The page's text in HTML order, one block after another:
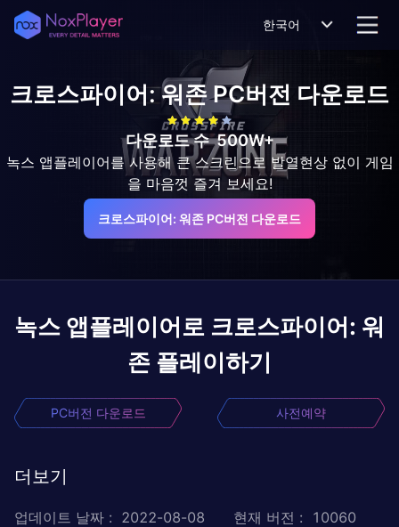
한국어
크로스파이어: 워존PC버전 다운로드
다운로드 수 500W+
녹스 앱플레이어를 사용해 큰 스크린으로 발열현상 없이 게임
을 마음껏 즐겨 보세요!
크로스파이어: 워존 PC버전 다운로드
녹스 앱플레이어로 크로스파이어: 워
존 플레이하기
PC버전 다운로드 사전예약
더보기
업데이트 날짜 : 2022-08-08 현재 버전 : 10060